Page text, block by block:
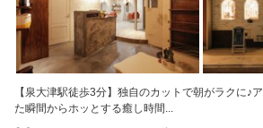
【泉大津駅徒歩3分】独自のカットで朝がラクに♪
た瞬間からホッとする癒し時間...